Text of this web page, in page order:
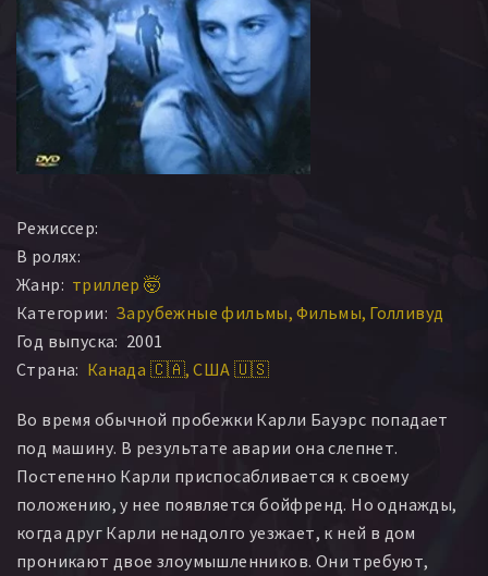
Режиссер:
В ролях:
Жанр: триллер 🤯
Категории: Зарубежные фильмы Фильмы Голливуд
Год выпуска: 2001
Страна: Канада 🇨🇦 США 🇺🇸
Во время обычной пробежки Карли Бауэрс попадает
под машину. В результате аварии она слепнет.
Постепенно Карли приспосабливается к своему
положению, у нее появляется бойфренд. Но однажды,
когда друг Карли ненадолго уезжает, к ней в дом
проникают двое злоумышленников. Они требуют,